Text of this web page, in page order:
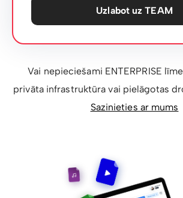
Uzlabot uz TEAM
Vai nepieciešami ENTERPRISE
privāta infrastruktūra vai pielāgotas
Sazinieties ar mums